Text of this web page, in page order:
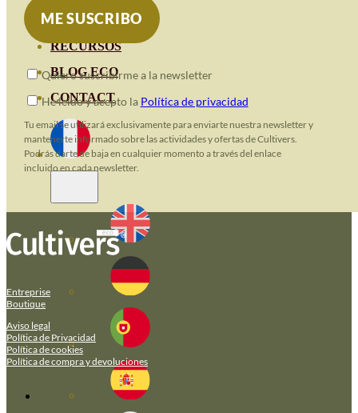
VIVERO
RECURSOS
BLOG ECO
CONTACT
Quiero suscribirme a la newsletter
He leido y acepto la Política de privacidad
Tu email se utilizará exclusivamente para enviarte nuestra newsletter y
mantenerte informado sobre las actividades y ofertas de Cultivers.
Podrás darte de baja en cualquier momento a través del enlace
incluido en cada newsletter.
Entreprise
Boutique
Aviso legal
Política de Privacidad
Política de cookies
Política de compra y devoluciones